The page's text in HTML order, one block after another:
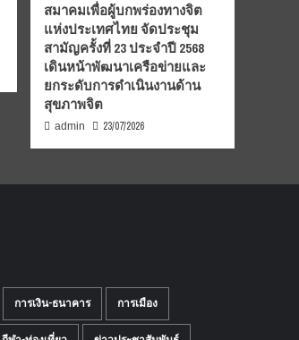
สมาคมเพื่อผู้บกพร่องทางจิต
แห่งประเทศไทย จัดประชุม
สามัญครั้งที่ 23 ประจำปี 2568
เดินหน้าพัฒนาเครือข่ายและ
ยกระดับการดำเนินงานด้าน
สุขภาพจิต
admin 23/07/2026
การเงิน-ธนาคาร การเมือง